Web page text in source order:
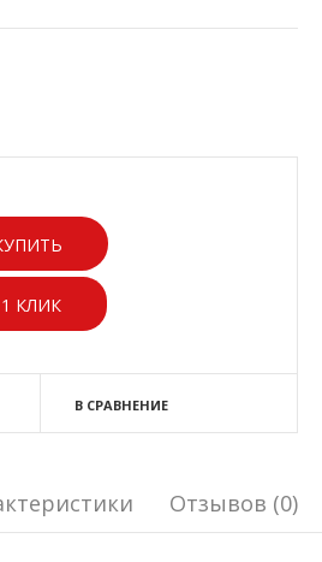
КЛИК
В СРАВНЕНИЕ
Отзывов (0)